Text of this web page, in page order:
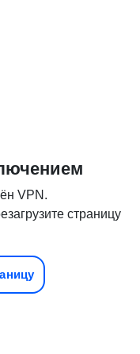
VPN.
страницу